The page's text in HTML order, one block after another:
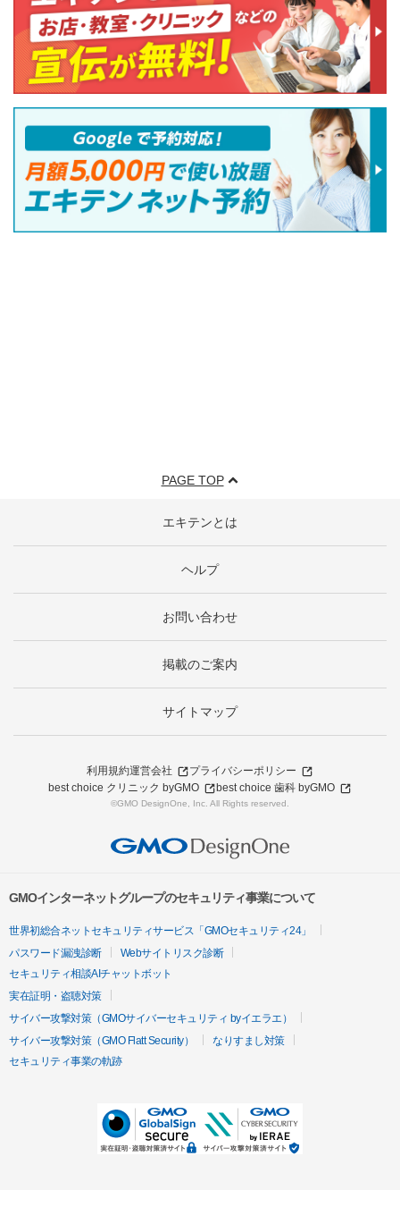
PAGE TOP
エキテンとは
ヘルプ
お問い合わせ
掲載のご案内
サイトマップ
利用規約運営会社
プライバシーポリシー
best choice クリニック byGMO
best choice 歯科 byGMO
©GMO DesignOne, Inc. All Rights reserved.
GMOインターネットグループのセキュリティ事業について
世界初総合ネットセキュリティサービス「GMOセキュリティ24」
パスワード漏洩診断
Webサイトリスク診断
セキュリティ相談AIチャットボット
実在証明・盗聴対策
サイバー攻撃対策（GMOサイバーセキュリティ byイエラエ）
サイバー攻撃対策（GMO Flatt Security）
なりすまし対策
セキュリティ事業の軌跡